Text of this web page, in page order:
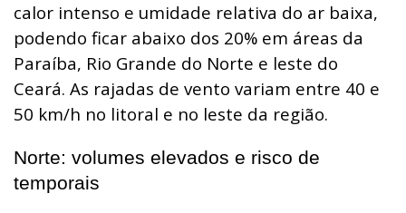
calor intenso e umidade relativa do ar baixa,
podendo ficar abaixo dos 20% em áreas da
Paraíba, Rio Grande do Norte e leste do
Ceará. As rajadas de vento variam entre 40 e
50 km/h no litoral e no leste da região.
Norte: volumes elevados e risco de
temporais